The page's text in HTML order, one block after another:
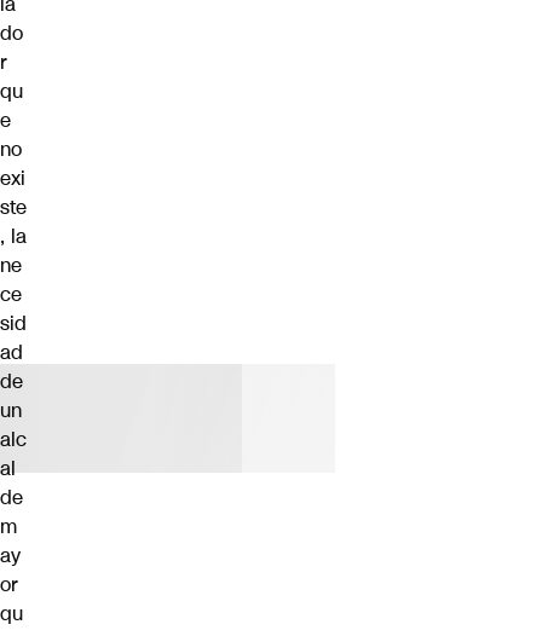
do
r
qu
e
no
exi
ste
, la
ne
ce
sid
ad
de
un
alc
al
de
m
ay
or
qu